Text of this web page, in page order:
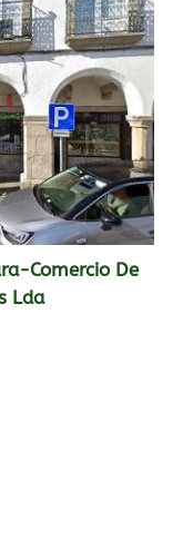
Comercio De
Lda